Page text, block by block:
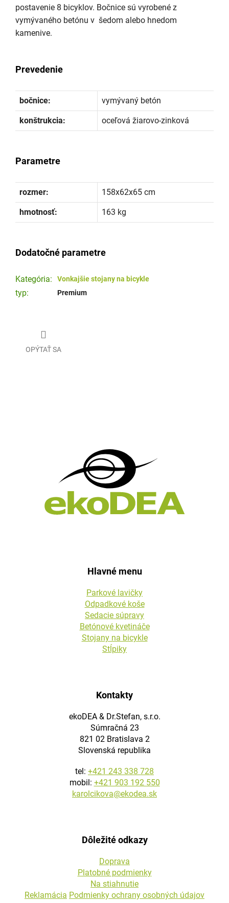
postavenie 8 bicyklov. Bočnice sú vyrobené z
vymývaného betónu v šedom alebo hnedom
kamenive.
Prevedenie
bočnice: vymývaný betón
konštrukcia: oceľová žiarovo-zinková
Parametre
rozmer: 158x62x65 cm
hmotnosť: 163 kg
Dodatočné parametre
Kategória: Vonkajšie stojany na bicykle
typ: Premium
OPÝTAŤ SA
Hlavné menu
Parkové lavičky
Odpadkové koše
Sedacie súpravy
Betónové kvetináče
Stojany na bicykle
Stĺpiky
Kontakty
ekoDEA & Dr.Stefan, s.r.o.
Súmračná 23
821 02 Bratislava 2
Slovenská republika
tel: +421 243 338 728
mobil: +421 903 192 550
karolcikova@ekodea.sk
Dôležité odkazy
Doprava
Platobné podmienky
Na stiahnutie
Reklamácia Podmienky ochrany osobných údajov